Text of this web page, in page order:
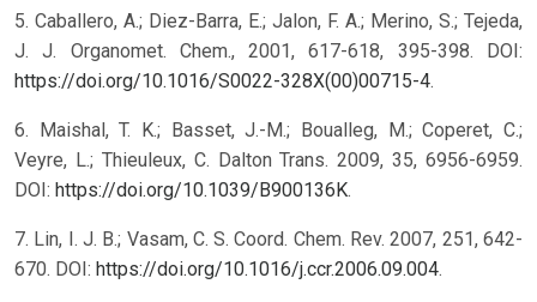
5. Caballero, A.; Diez-Barra, E.; Jalon, F. A.; Merino, S.; Tejeda,
J. J. Organomet. Chem., 2001, 617-618, 395-398. DOI:
https://doi.org/10.1016/S0022-328X(00)00715-4.
6. Maishal, T. K.; Basset, J.-M.; Boualleg, M.; Coperet, C.;
Veyre, L.; Thieuleux, C. Dalton Trans. 2009, 35, 6956-6959.
DOI: https://doi.org/10.1039/B900136K.
7. Lin, I. J. B.; Vasam, C. S. Coord. Chem. Rev. 2007, 251, 642-
670. DOI: https://doi.org/10.1016/j.ccr.2006.09.004.